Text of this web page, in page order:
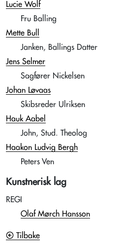
Lucie Wolf
Fru Balling
Mette Bull
Janken, Ballings Datter
Jens Selmer
Sagfører Nickelsen
Johan Løvaas
Skibsreder Ulriksen
Hauk Aabel
John, Stud. Theolog
Haakon Ludvig Bergh
Peters Ven
Kunstnerisk lag
REGI
Olaf Mørch Hansson
Tilbake